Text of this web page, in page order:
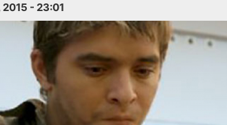
- 23:01